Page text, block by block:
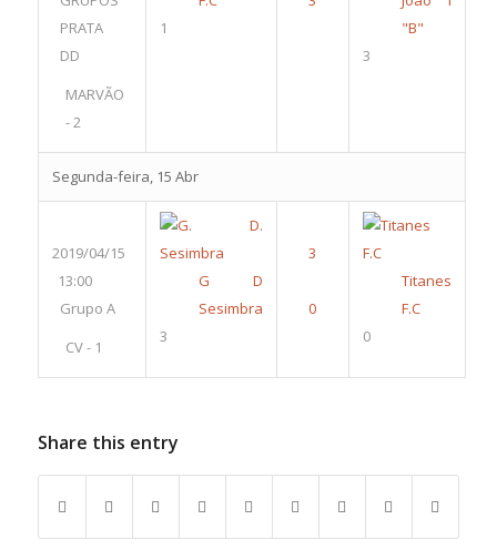
PRATA
DD
MARVÃO
- 2
1
"B"
3
Segunda-feira, 15 Abr
2019/04/15
13:00
Grupo A
CV - 1
G D
Sesimbra
3
Titanes
F.C
0
Share this entry